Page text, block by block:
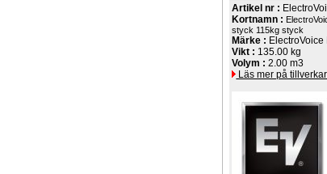
Artikel nr :
Kortnamn :
styck 115kg styck
Märke : ElectroVoice
Vikt : 135.00 kg
Volym :2.00 m3
Läs mer på